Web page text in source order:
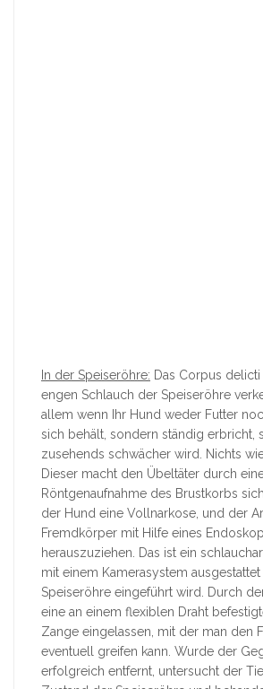
In der Speiseröhre: Das Corpus
engen Schlauch der Speiseröhre
allem wenn Ihr Hund weder Futter
sich behält, sondern ständig erbricht,
zusehends schwächer wird. Nichts
Dieser macht den Übeltäter durch
Röntgenaufnahme des Brustkorbs
der Hund eine Vollnarkose, und der
Fremdkörper mit Hilfe eines
herauszuziehen. Das ist ein
mit einem Kamerasystem
Speiseröhre eingeführt wird. Durch
eine an einem flexiblen Draht
Zange eingelassen, mit der man den
eventuell greifen kann. Wurde der
erfolgreich entfernt, untersucht der